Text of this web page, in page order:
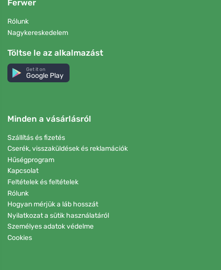
Ferwer
Rólunk
Nagykereskedelem
Töltse le az alkalmazást
Get it on
Google Play
Minden a vásárlásról
Szállítás és fizetés
Cserék, visszaküldések és reklamációk
Hűségprogram
Kapcsolat
Feltételek és feltételek
Rólunk
Hogyan mérjük a láb hosszát
Nyilatkozat a sütik használatáról
Személyes adatok védelme
Cookies